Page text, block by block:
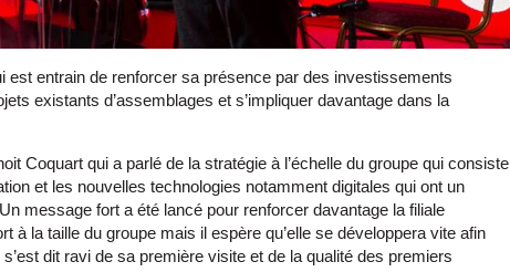
est entrain de renforcer sa présence par des investissements
existants d’assemblages et s’impliquer davantage dans la
Coquart qui a parlé de la stratégie à l’échelle du groupe qui consiste
et les nouvelles technologies notamment digitales qui ont un
message fort a été lancé pour renforcer davantage la filiale
à la taille du groupe mais il espère qu’elle se développera vite afin
dit ravi de sa première visite et de la qualité des premiers